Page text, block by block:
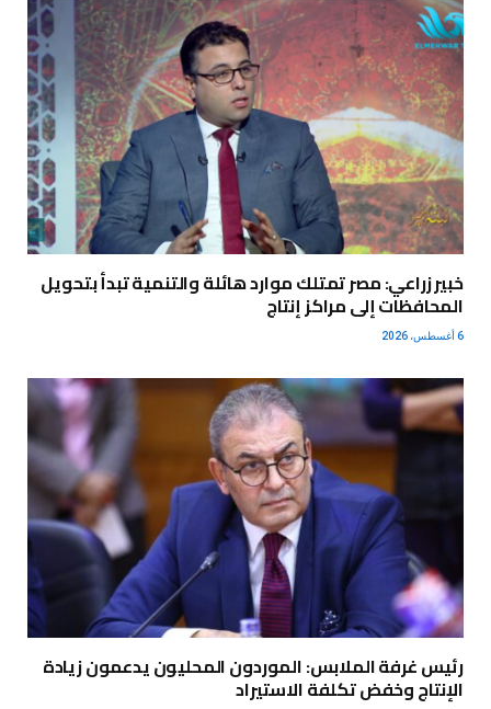
خبير زراعي: مصر تمتلك موارد هائلة والتنمية تبدأ بتحويل
المحافظات إلى مراكز إنتاج
6 أغسطس، 2026
رئيس غرفة الملابس: الموردون المحليون يدعمون زيادة
الإنتاج وخفض تكلفة الاستيراد